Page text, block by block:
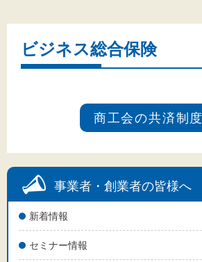
関係機関の方へ
お問い合わせ
文字サイズ
事業者・創業者の皆様へ
新着情報
セミナー情報
ビジネス総合保険
商工会の共済制度